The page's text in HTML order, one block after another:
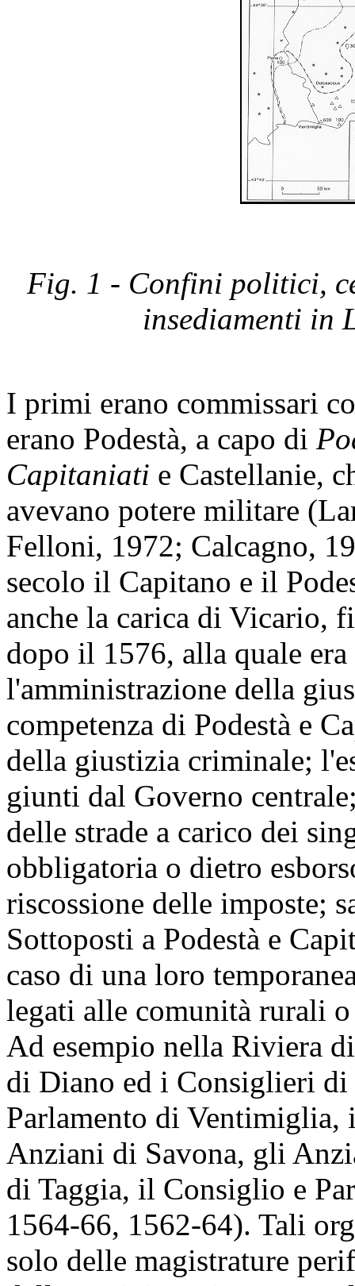
Fig. 1 - Confini politici,
insediamenti in
I primi erano commissari
erano Podestà, a capo di
Capitaniati e Castellanie,
avevano potere militare
Felloni, 1972; Calcagno,
secolo il Capitano e il
anche la carica di Vicario,
dopo il 1576, alla quale
l'amministrazione della
competenza di Podestà e
della giustizia criminale;
giunti dal Governo
delle strade a carico dei
obbligatoria o dietro
riscossione delle imposte;
Sottoposti a Podestà e
caso di una loro
legati alle comunità rurali
Ad esempio nella Riviera
di Diano ed i Consiglieri
Parlamento di
Anziani di Savona, gli
di Taggia, il Consiglio e
1564-66, 1562-64). Tali
solo delle magistrature